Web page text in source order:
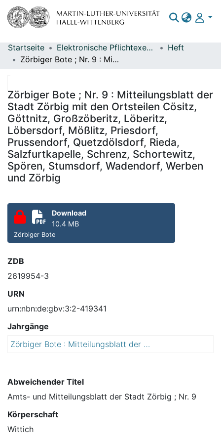
Bereiche & Sammlungen
Statistiken
Startseite Elektronische Pflichtexemplare
Heft
Zörbiger Bote ; Nr. 9 : Mitteilungsblatt der Stadt Zörbig mit den Ortsteilen Cösitz, Göttnitz, Großzöberitz, Löberitz, Löbersdorf, Mößlitz, Priesdorf, Prussendorf, Quetzdölsdorf, Rieda, Salzfurtkapelle, Schrenz, Schortewitz, Spören, Stumsdorf, Wadendorf, Werben und Zörbig
Zörbiger Bote ; Nr. 9 : Mitteilungsblatt der
Stadt Zörbig mit den Ortsteilen Cösitz,
Göttnitz, Großzöberitz, Löberitz,
Löbersdorf, Mößlitz, Priesdorf,
Prussendorf, Quetzdölsdorf, Rieda,
Salzfurtkapelle, Schrenz, Schortewitz,
Spören, Stumsdorf, Wadendorf, Werben
und Zörbig
Download
10.4 MB
Zörbiger Bote
ZDB
2619954-3
URN
urn:nbn:de:gbv:3:2-419341
Jahrgänge
Zörbiger Bote : Mitteilungsblatt der Stadt Zörbig mit den Ortsteilen Cösitz, Göttnitz, Großzöberitz, Löberitz, Löbersdorf, Mößlitz, Priesdorf, Prussendorf, Quetzdölsdorf, Rieda, Salzfurtkapelle, Schrenz, Schortewitz, Spören, Stumsdorf, Wadendorf, Werben und Zörbig
Abweichender Titel
Amts- und Mitteilungsblatt der Stadt Zörbig ; Nr. 9
Körperschaft
Wittich